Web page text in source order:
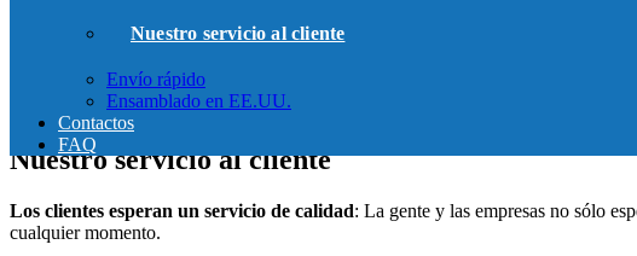
Nuestro servicio al cliente
Envío rápido
Ensamblado en EE.UU.
Contactos
FAQ
Nuestro servicio al cliente
Los clientes esperan un servicio de calidad: La gente y las empresas no sólo
cualquier momento.